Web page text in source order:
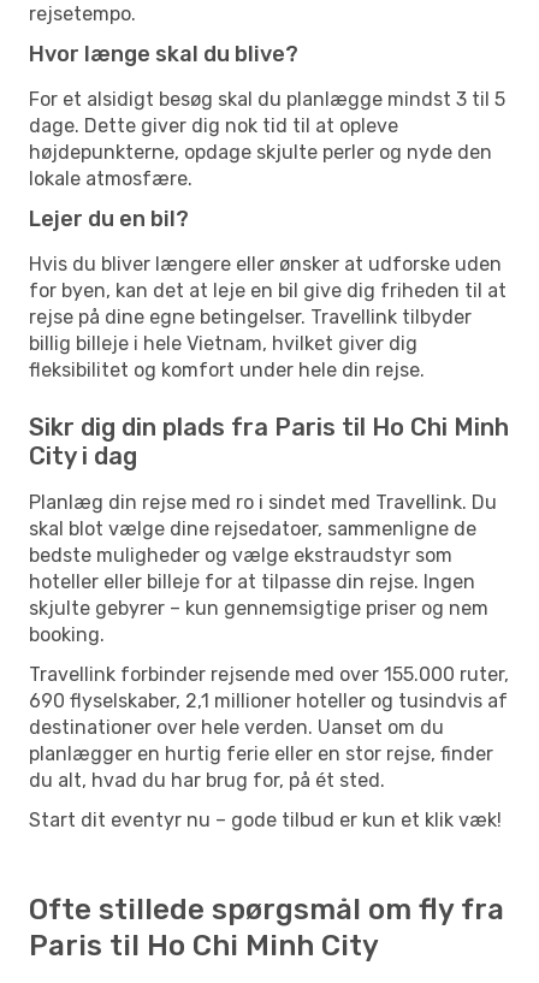
rejsetempo.
Hvor længe skal du blive?
For et alsidigt besøg skal du planlægge mindst 3 til 5
dage. Dette giver dig nok tid til at opleve
højdepunkterne, opdage skjulte perler og nyde den
lokale atmosfære.
Lejer du en bil?
Hvis du bliver længere eller ønsker at udforske uden
for byen, kan det at leje en bil give dig friheden til at
rejse på dine egne betingelser. Travellink tilbyder
billig billeje i hele Vietnam, hvilket giver dig
fleksibilitet og komfort under hele din rejse.
Sikr dig din plads fra Paris til Ho Chi Minh
City i dag
Planlæg din rejse med ro i sindet med Travellink. Du
skal blot vælge dine rejsedatoer, sammenligne de
bedste muligheder og vælge ekstraudstyr som
hoteller eller billeje for at tilpasse din rejse. Ingen
skjulte gebyrer – kun gennemsigtige priser og nem
booking.
Travellink forbinder rejsende med over 155.000 ruter,
690 flyselskaber, 2,1 millioner hoteller og tusindvis af
destinationer over hele verden. Uanset om du
planlægger en hurtig ferie eller en stor rejse, finder
du alt, hvad du har brug for, på ét sted.
Start dit eventyr nu – gode tilbud er kun et klik væk!
Ofte stillede spørgsmål om fly fra
Paris til Ho Chi Minh City